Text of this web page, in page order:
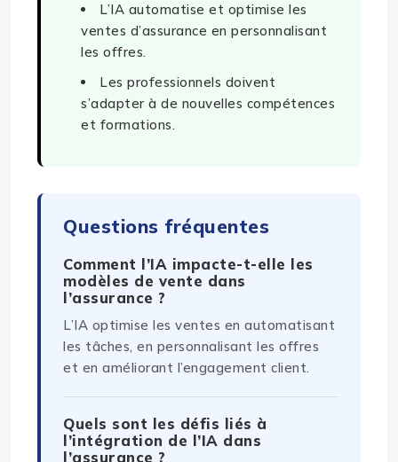
L’IA automatise et optimise les
ventes d’assurance en personnalisant
les offres.
Les professionnels doivent
s’adapter à de nouvelles compétences
et formations.
Questions fréquentes
Comment l’IA impacte-t-elle les
modèles de vente dans
l’assurance ?
L’IA optimise les ventes en automatisant
les tâches, en personnalisant les offres
et en améliorant l’engagement client.
Quels sont les défis liés à
l’intégration de l’IA dans
l’assurance ?